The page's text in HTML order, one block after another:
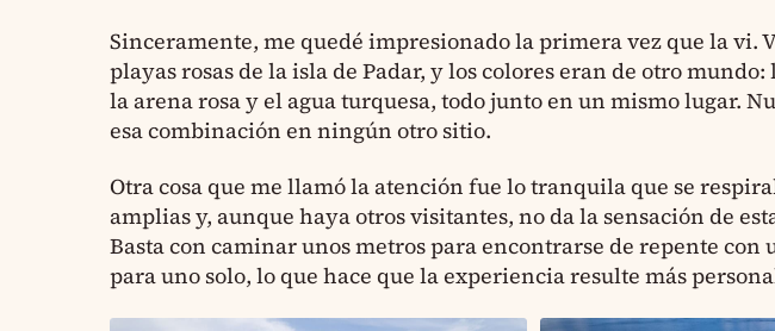
Sinceramente, me quedé impresionado la primera vez que la vi.
playas rosas de la isla de Padar, y los colores eran de otro mundo:
la arena rosa y el agua turquesa, todo junto en un mismo lugar.
esa combinación en ningún otro sitio.
Otra cosa que me llamó la atención fue lo tranquila que se
amplias y, aunque haya otros visitantes, no da la sensación de
Basta con caminar unos metros para encontrarse de repente con
para uno solo, lo que hace que la experiencia resulte más